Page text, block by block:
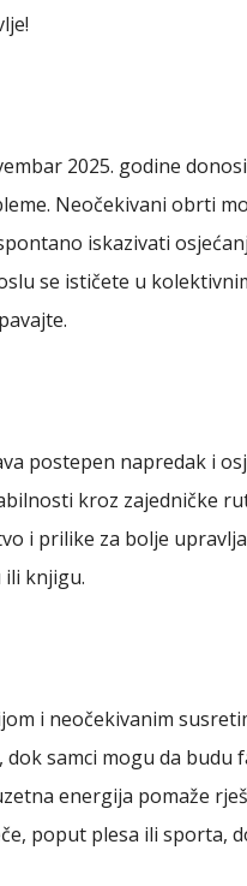
2025. godine
Neočekivani obrti
iskazivati
se ističete u
postepen napredak i
kroz zajedničke
i prilike za bolje
knjigu.
i neočekivanim
dok samci mogu da
energija pomaže
poput plesa ili sporta,